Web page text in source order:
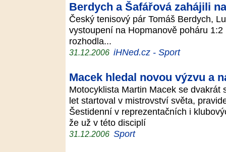
Berdych a Šafářová zahájili
Český tenisový pár Tomáš Berdych,
vystoupení na Hopmanově poháru
rozhodla...
31.12.2006 iHNed.cz - Sport
Macek hledal novou výzvu a
Motocyklista Martin Macek se
let startoval v mistrovství světa,
Šestidenní v reprezentačních i
že už v této disciplí
31.12.2006 Sport